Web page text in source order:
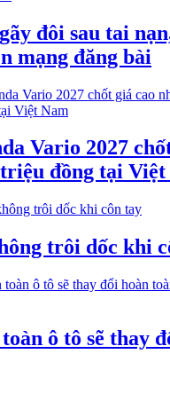
đôi sau tai
mạng đăng bài
Vario 2027
đồng tại
trôi dốc khi
ô tô sẽ thay